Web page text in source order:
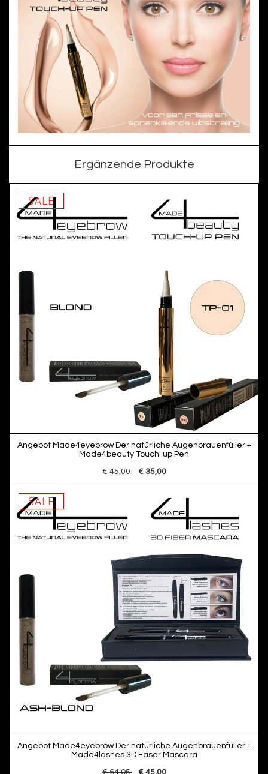
Ergänzende Produkte
SALE
Angebot Made4eyebrow Der natürliche Augenbrauenfüller +
Made4beauty Touch-up Pen
€ 45,00 € 35,00
SALE
Angebot Made4eyebrow Der natürliche Augenbrauenfüller +
Made4lashes 3D Faser Mascara
€ 64,95 € 45,00